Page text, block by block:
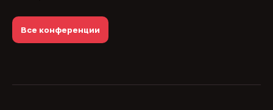
Все конференции